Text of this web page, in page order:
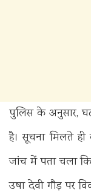
पुलिस के अनुसार,
है। सूचना मिलते
जांच में पता चला कि
उषा देवी गौड़ पर